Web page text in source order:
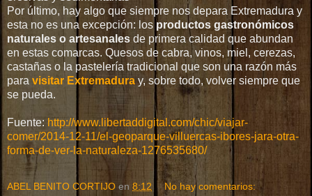
Por último, hay algo que siempre nos depara Extremadura y
esta no es una excepción: los productos gastronómicos
naturales o artesanales de primera calidad que abundan
en estas comarcas. Quesos de cabra, vinos, miel, cerezas,
castañas o la pastelería tradicional que son una razón más
para visitar Extremadura y, sobre todo, volver siempre que
se pueda.
Fuente: http://www.libertaddigital.com/chic/viajar-
comer/2014-12-11/el-geoparque-villuercas-ibores-jara-otra-
forma-de-ver-la-naturaleza-1276535680/
S
ABEL BENITO CORTIJO en 8:12 No hay comentarios: